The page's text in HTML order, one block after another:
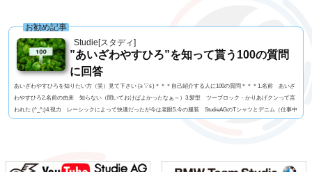
Studie[スタディ]
お勧め記事
”あいざわやすひろ”を知って貰う100の質問
に回答
あいざわやすひろを知りたい方（笑）見て下さい (≧▽≦)＊＊＊自己紹介する人に100の質問＊＊＊1.名前 あいざ
わやすひろ2.名前の由来 知らない（聞いておけばよかったなぁ～）3.髪型 ツーブロック・かりあげクンって言
われた (^_^;)4.視力 レーシックによって快適だったが今は老眼5.今の服装 StudieAGのTシャツとデニム（仕事中